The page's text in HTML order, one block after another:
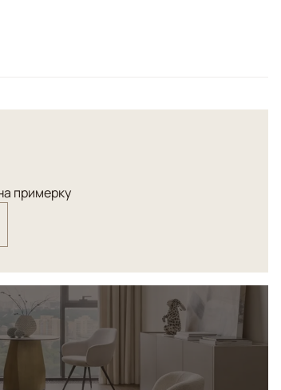
соткан по заказу ANSY в Индии.
технология ручного ковроткачества с
орнамента.
примерку